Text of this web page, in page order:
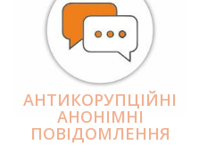
АНТИКОРУПЦІЙНІ
АНОНІМНІ
ПОВІДОМЛЕННЯ